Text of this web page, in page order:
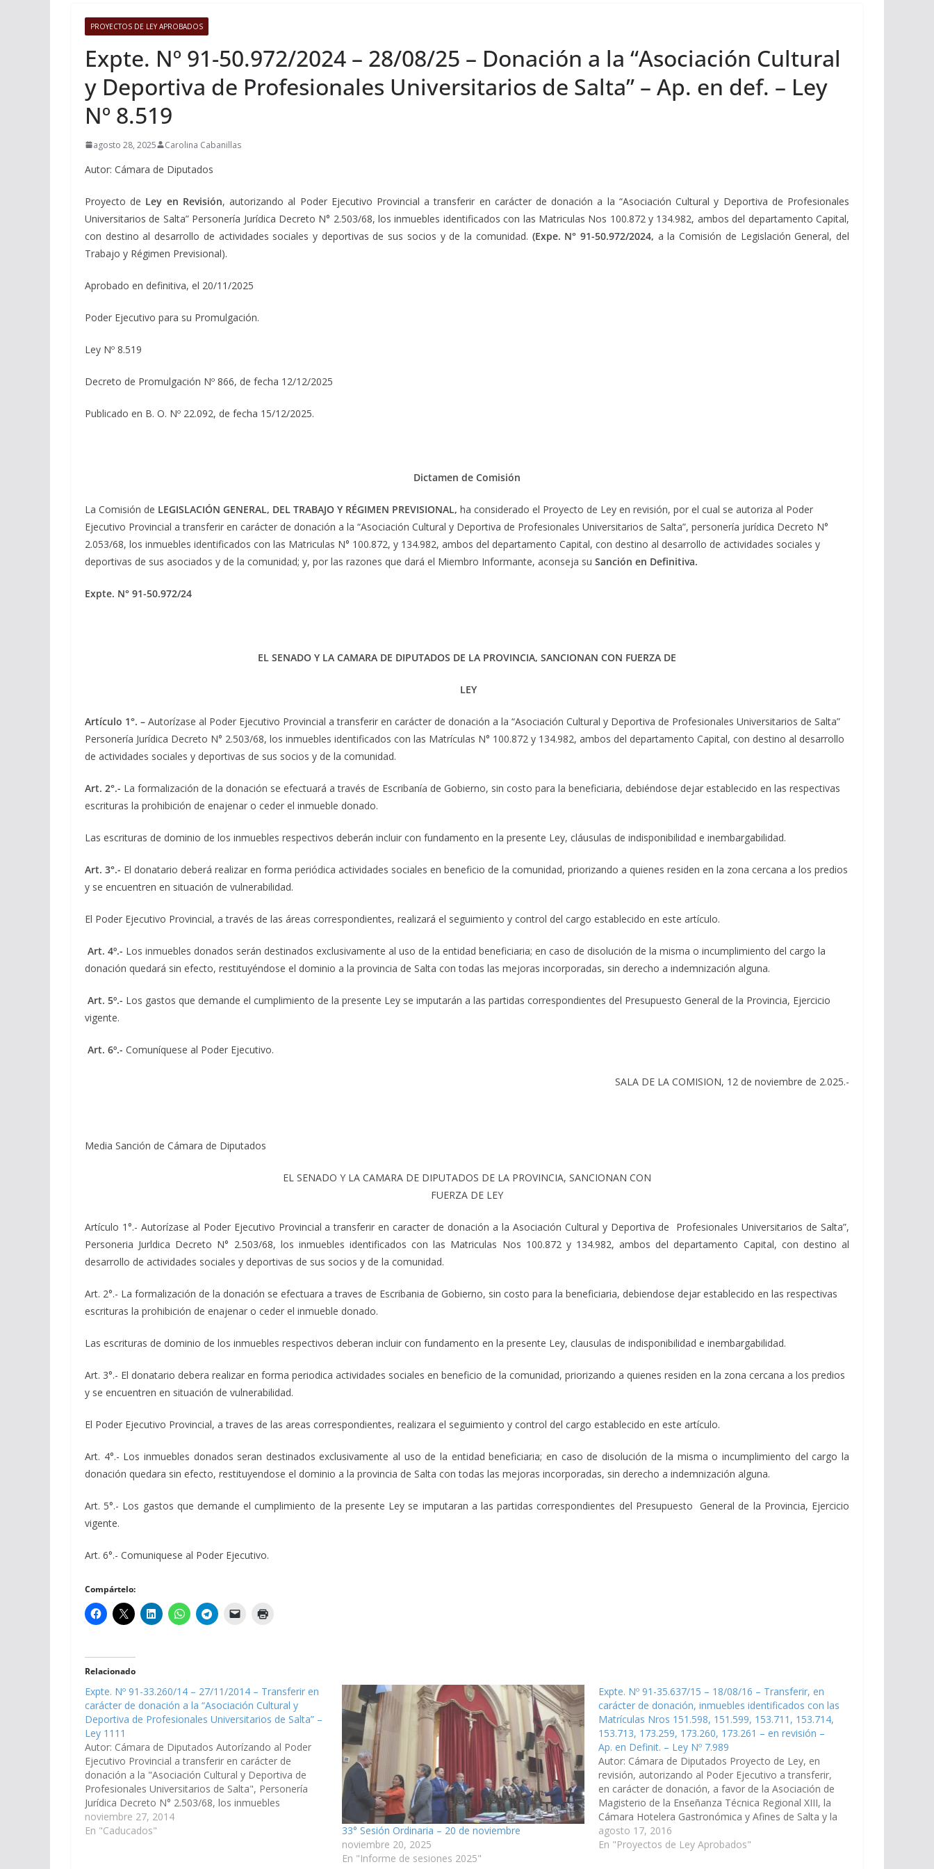
PROYECTOS DE LEY APROBADOS
Expte. Nº 91-50.972/2024 – 28/08/25 – Donación a la “Asociación Cultural
y Deportiva de Profesionales Universitarios de Salta” – Ap. en def. – Ley
Nº 8.519
agosto 28, 2025 Carolina Cabanillas
Autor: Cámara de Diputados
Proyecto de Ley en Revisión, autorizando al Poder Ejecutivo Provincial a transferir en carácter de donación a la “Asociación Cultural y Deportiva de Profesionales
Universitarios de Salta” Personería Jurídica Decreto N° 2.503/68, los inmuebles identificados con las Matriculas Nos 100.872 y 134.982, ambos del departamento Capital,
con destino al desarrollo de actividades sociales y deportivas de sus socios y de la comunidad. (Expe. N° 91-50.972/2024, a la Comisión de Legislación General, del
Trabajo y Régimen Previsional).
Aprobado en definitiva, el 20/11/2025
Poder Ejecutivo para su Promulgación.
Ley Nº 8.519
Decreto de Promulgación Nº 866, de fecha 12/12/2025
Publicado en B. O. Nº 22.092, de fecha 15/12/2025.
Dictamen de Comisión
La Comisión de LEGISLACIÓN GENERAL, DEL TRABAJO Y RÉGIMEN PREVISIONAL, ha considerado el Proyecto de Ley en revisión, por el cual se autoriza al Poder
Ejecutivo Provincial a transferir en carácter de donación a la “Asociación Cultural y Deportiva de Profesionales Universitarios de Salta”, personería jurídica Decreto N°
2.053/68, los inmuebles identificados con las Matriculas N° 100.872, y 134.982, ambos del departamento Capital, con destino al desarrollo de actividades sociales y
deportivas de sus asociados y de la comunidad; y, por las razones que dará el Miembro Informante, aconseja su Sanción en Definitiva.
Expte. N° 91-50.972/24
EL SENADO Y LA CAMARA DE DIPUTADOS DE LA PROVINCIA, SANCIONAN CON FUERZA DE
LEY
Artículo 1°. – Autorízase al Poder Ejecutivo Provincial a transferir en carácter de donación a la “Asociación Cultural y Deportiva de Profesionales Universitarios de Salta”
Personería Jurídica Decreto N° 2.503/68, los inmuebles identificados con las Matrículas N° 100.872 y 134.982, ambos del departamento Capital, con destino al desarrollo
de actividades sociales y deportivas de sus socios y de la comunidad.
Art. 2°.- La formalización de la donación se efectuará a través de Escribanía de Gobierno, sin costo para la beneficiaria, debiéndose dejar establecido en las respectivas
escrituras la prohibición de enajenar o ceder el inmueble donado.
Las escrituras de dominio de los inmuebles respectivos deberán incluir con fundamento en la presente Ley, cláusulas de indisponibilidad e inembargabilidad.
Art. 3°.- El donatario deberá realizar en forma periódica actividades sociales en beneficio de la comunidad, priorizando a quienes residen en la zona cercana a los predios
y se encuentren en situación de vulnerabilidad.
El Poder Ejecutivo Provincial, a través de las áreas correspondientes, realizará el seguimiento y control del cargo establecido en este artículo.
Art. 4º.- Los inmuebles donados serán destinados exclusivamente al uso de la entidad beneficiaria; en caso de disolución de la misma o incumplimiento del cargo la
donación quedará sin efecto, restituyéndose el dominio a la provincia de Salta con todas las mejoras incorporadas, sin derecho a indemnización alguna.
Art. 5º.- Los gastos que demande el cumplimiento de la presente Ley se imputarán a las partidas correspondientes del Presupuesto General de la Provincia, Ejercicio
vigente.
Art. 6º.- Comuníquese al Poder Ejecutivo.
SALA DE LA COMISION, 12 de noviembre de 2.025.-
Media Sanción de Cámara de Diputados
EL SENADO Y LA CAMARA DE DIPUTADOS DE LA PROVINCIA, SANCIONAN CON
FUERZA DE LEY
Artículo 1°.- Autorízase al Poder Ejecutivo Provincial a transferir en caracter de donación a la Asociación Cultural y Deportiva de Profesionales Universitarios de Salta”,
Personeria Jurldica Decreto N° 2.503/68, los inmuebles identificados con las Matriculas Nos 100.872 y 134.982, ambos del departamento Capital, con destino al
desarrollo de actividades sociales y deportivas de sus socios y de la comunidad.
Art. 2°.- La formalización de la donación se efectuara a traves de Escribania de Gobierno, sin costo para la beneficiaria, debiendose dejar establecido en las respectivas
escrituras la prohibición de enajenar o ceder el inmueble donado.
Las escrituras de dominio de los inmuebles respectivos deberan incluir con fundamento en la presente Ley, clausulas de indisponibilidad e inembargabilidad.
Art. 3°.- El donatario debera realizar en forma periodica actividades sociales en beneficio de la comunidad, priorizando a quienes residen en la zona cercana a los predios
y se encuentren en situación de vulnerabilidad.
El Poder Ejecutivo Provincial, a traves de las areas correspondientes, realizara el seguimiento y control del cargo establecido en este artículo.
Art. 4°.- Los inmuebles donados seran destinados exclusivamente al uso de la entidad beneficiaria; en caso de disolución de la misma o incumplimiento del cargo la
donación quedara sin efecto, restituyendose el dominio a la provincia de Salta con todas las mejoras incorporadas, sin derecho a indemnización alguna.
Art. 5°.- Los gastos que demande el cumplimiento de la presente Ley se imputaran a las partidas correspondientes del Presupuesto General de la Provincia, Ejercicio
vigente.
Art. 6°.- Comuniquese al Poder Ejecutivo.
Compártelo:
Relacionado
Expte. Nº 91-33.260/14 – 27/11/2014 – Transferir en
carácter de donación a la “Asociación Cultural y
Deportiva de Profesionales Universitarios de Salta” –
Ley 1111
Autor: Cámara de Diputados Autorízando al Poder
Ejecutivo Provincial a transferir en carácter de
donación a la "Asociación Cultural y Deportiva de
Profesionales Universitarios de Salta", Personería
Jurídica Decreto N° 2.503/68, los inmuebles
identificados con las Matrículas N° 100.872, Sección
T, Fracción A-25 y N° 134.982, Sección T, Fracción
noviembre 27, 2014
En "Caducados"
33° Sesión Ordinaria – 20 de noviembre
noviembre 20, 2025
En "Informe de sesiones 2025"
Expte. Nº 91-35.637/15 – 18/08/16 – Transferir, en
carácter de donación, inmuebles identificados con las
Matrículas Nros 151.598, 151.599, 153.711, 153.714,
153.713, 173.259, 173.260, 173.261 – en revisión –
Ap. en Definit. – Ley Nº 7.989
Autor: Cámara de Diputados Proyecto de Ley, en
revisión, autorizando al Poder Ejecutivo a transferir,
en carácter de donación, a favor de la Asociación de
Magisterio de la Enseñanza Técnica Regional XIII, la
Cámara Hotelera Gastronómica y Afines de Salta y la
Liga Salteña de Fútbol, los inmuebles identificados
con las…
agosto 17, 2016
En "Proyectos de Ley Aprobados"